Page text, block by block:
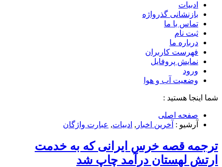
ادبیات
بازنشانی گذرواژه
تماس با ما
ثبت نام
درباره ما
فهرست کاربران
نمایش پروفایل
ورود
وضعیت آب و هوا
شما اینجا هستید :
صفحه اصلی
آرشیو : آخرین اخبار , ادبیات, عبارت واژگان
ترجمه قصه خرس ایرانی که به خدمت
ارتش لهستان درآمد چاپ شد